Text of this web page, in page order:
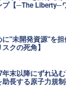
プ【─The Liberty─
に"未開発資源"を
クの死角】
年末以降にずれ込
長する原子力規